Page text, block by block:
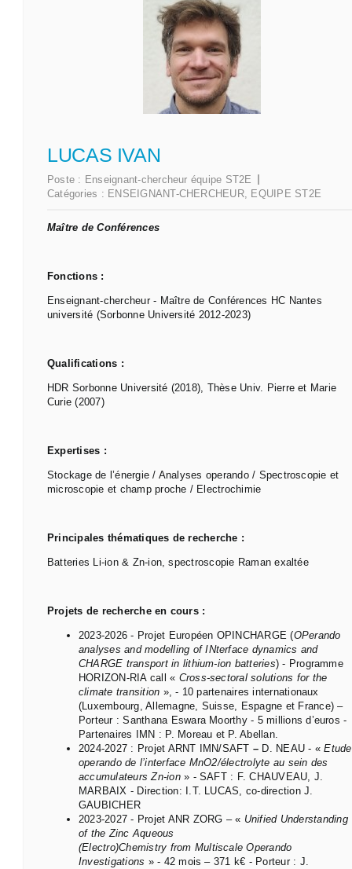
LUCAS IVAN
Poste : Enseignant-chercheur équipe ST2E
Catégories : ENSEIGNANT-CHERCHEUR, EQUIPE ST2E
Maître de Conférences
Fonctions :
Enseignant-chercheur - Maître de Conférences HC Nantes
université (Sorbonne Université 2012-2023)
Qualifications :
HDR Sorbonne Université (2018), Thèse Univ. Pierre et Marie
Curie (2007)
Expertises :
Stockage de l’énergie / Analyses operando / Spectroscopie et
microscopie et champ proche / Electrochimie
Principales thématiques de recherche :
Batteries Li-ion & Zn-ion, spectroscopie Raman exaltée
Projets de recherche en cours :
2023-2026 - Projet Européen OPINCHARGE (OPerando
analyses andmodelling ofINterface dynamics and
CHARGE transport in lithium-ion batteries) - Programme
HORIZON-RIA call « Cross-sectoralsolutions for the
climate transition », - 10 partenaires internationaux
(Luxembourg, Allemagne, Suisse, Espagne et France) –
Porteur : Santhana Eswara Moorthy - 5 millions d’euros -
Partenaires IMN : P. Moreau et P. Abellan.
2024-2027 : Projet ARNT IMN/SAFT – D. NEAU - «Etude
operandode l’interface MnO2/électrolyte au sein des
accumulateurs Zn-ion» - SAFT : F. CHAUVEAU, J.
MARBAIX - Direction: I.T. LUCAS, co-direction J.
GAUBICHER
2023-2027 - Projet ANR ZORG – « Unified Understanding
of the ZincAqueous
(Electro)Chemistry from Multiscale Operando
Investigations » - 42 mois – 371 k€ - Porteur : J.